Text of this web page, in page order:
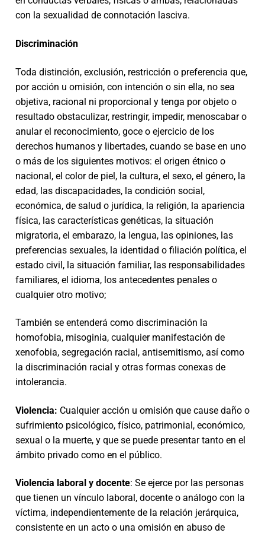
con la sexualidad de connotación lasciva.
Discriminación
Toda distinción, exclusión, restricción o preferencia que,
por acción u omisión, con intención o sin ella, no sea
objetiva, racional ni proporcional y tenga por objeto o
resultado obstaculizar, restringir, impedir, menoscabar o
anular el reconocimiento, goce o ejercicio de los
derechos humanos y libertades, cuando se base en uno
o más de los siguientes motivos: el origen étnico o
nacional, el color de piel, la cultura, el sexo, el género, la
edad, las discapacidades, la condición social,
económica, de salud o jurídica, la religión, la apariencia
física, las características genéticas, la situación
migratoria, el embarazo, la lengua, las opiniones, las
preferencias sexuales, la identidad o filiación política, el
estado civil, la situación familiar, las responsabilidades
familiares, el idioma, los antecedentes penales o
cualquier otro motivo;
También se entenderá como discriminación la
homofobia, misoginia, cualquier manifestación de
xenofobia, segregación racial, antisemitismo, así como
la discriminación racial y otras formas conexas de
intolerancia.
Violencia: Cualquier acción u omisión que cause daño o
sufrimiento psicológico, físico, patrimonial, económico,
sexual o la muerte, y que se puede presentar tanto en el
ámbito privado como en el público.
Violencia laboral y docente: Se ejerce por las personas
que tienen un vínculo laboral, docente o análogo con la
víctima, independientemente de la relación jerárquica,
consistente en un acto o una omisión en abuso de